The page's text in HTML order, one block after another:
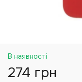
В наявності
274 грн